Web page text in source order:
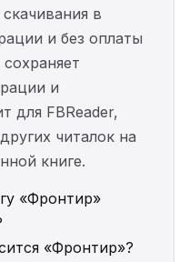
в
и без оплаты
и
для FBReader,
читалок на
книге.
«Фронтир»
«Фронтир»?